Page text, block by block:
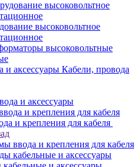
высоковольтное
высоковольтные
Кабели, провода
и аксессуары
и крепления для кабеля
ввода и крепления для кабеля